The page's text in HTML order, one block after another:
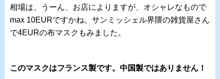
相場は、うーん、お店によりますが、オシャレなもので
max 10EURですかね。サンミッシェル界隈の雑貨屋さん
で4EURの布マスクもみました。
このマスクはフランス製です。中国製ではありません！